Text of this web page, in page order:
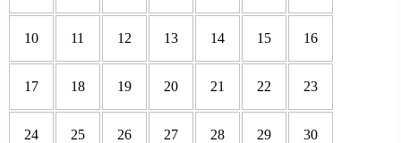
10 11 12 13 14 15 16
17 18 19 20 21 22 23
24 25 26 27 28 29 30